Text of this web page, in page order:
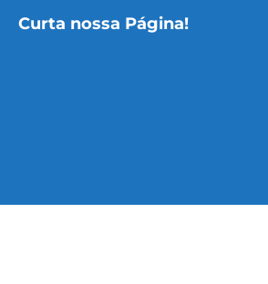
Curta nossa Página!